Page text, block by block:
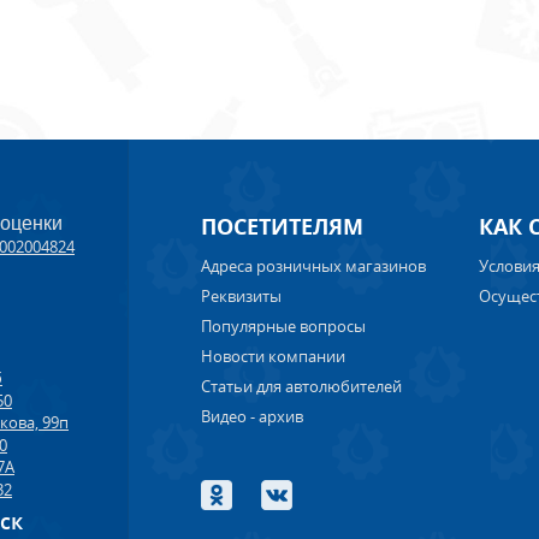
99п
ПОСЕТИТЕЛЯМ
Адреса розничных магазинов
Реквизиты
Популярные вопросы
Новости компании
Статьи для автолюбителей
Видео - архив
КАК